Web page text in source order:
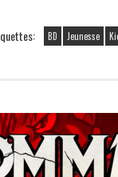
BD Jeunesse